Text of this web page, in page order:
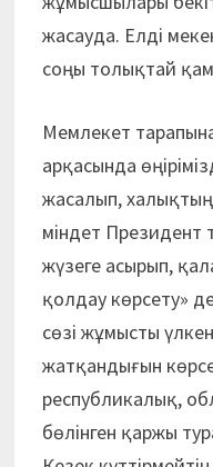
жасауда. Елді
соңы толықтай
Мемлекет
арқасында
жасалып, халықтың
міндет Президент
жүзеге асырып,
қолдау көрсету»
сөзі жұмысты
жатқандығын
респуб­ликалық,
бөлінген қаржы